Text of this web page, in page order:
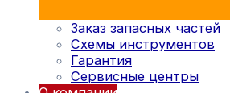
Заказ запасных частей
Схемы инструментов
Гарантия
Сервисные центры